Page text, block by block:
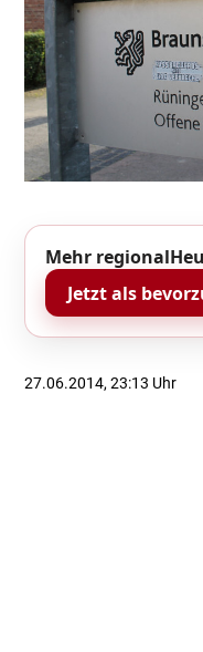
Mehr
Jetzt als
27.06.2014, 23:13 Uhr